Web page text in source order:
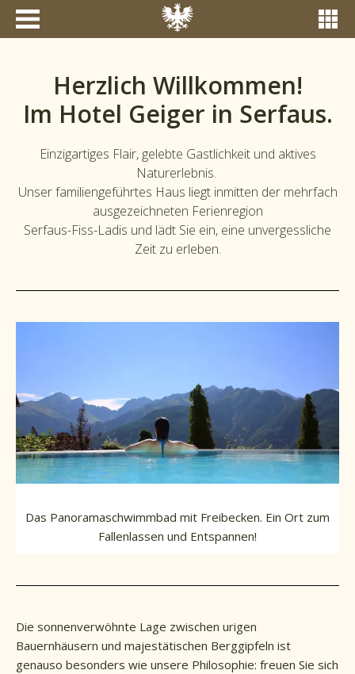
Herzlich Willkommen!
Im Hotel Geiger in Serfaus.
Einzigartiges Flair, gelebte Gastlichkeit und aktives
Naturerlebnis.
Unser familiengeführtes Haus liegt inmitten der mehrfach
ausgezeichneten Ferienregion
Serfaus-Fiss-Ladis und lädt Sie ein, eine unvergessliche
Zeit zu erleben.
Das Panoramaschwimmbad mit Freibecken. Ein Ort zum
Fallenlassen und Entspannen!
Die sonnenverwöhnte Lage zwischen urigen
Bauernhäusern und majestätischen Berggipfeln ist
genauso besonders wie unsere Philosophie: freuen Sie sich